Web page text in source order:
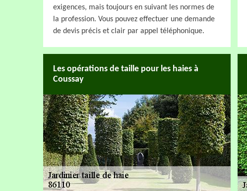
exigences, mais toujours en suivant les normes de
la profession. Vous pouvez effectuer une demande
de devis précis et clair par appel téléphonique.
Les opérations de taille pour les haies à
Coussay